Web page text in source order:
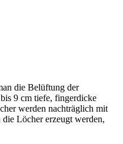
die Belüftung der
9 cm tiefe, fingerdicke
werden nachträglich mit
Löcher erzeugt werden,